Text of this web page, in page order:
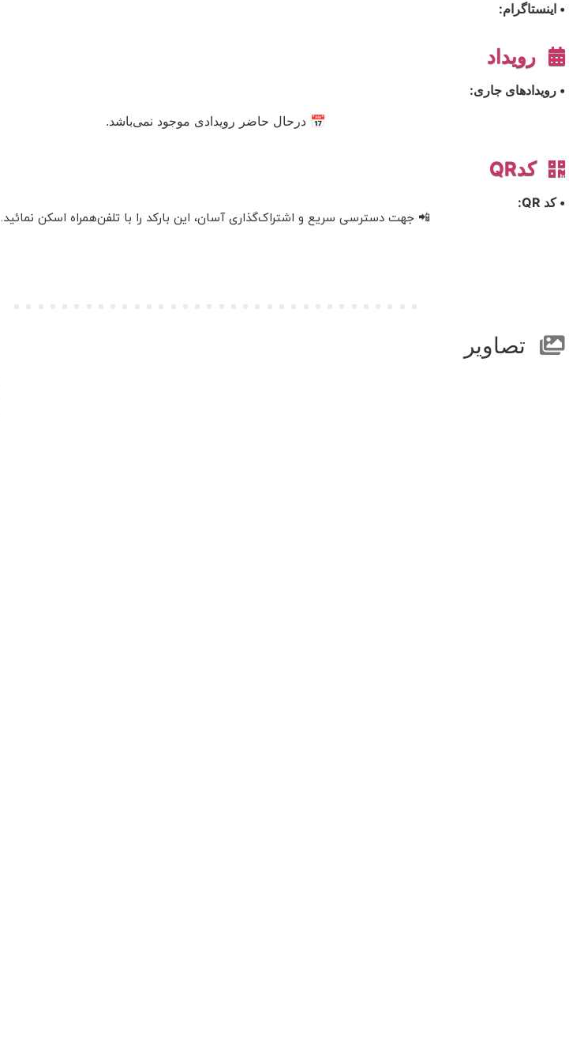
• اینستاگرام:
رویداد
• رویدادهای جاری:
📅 درحال حاضر رویدادی موجود نمی‌باشد.
کدQR
• کد QR:
📲 جهت دسترسی سریع و اشتراک‌گذاری آسان، این بارکد را با تلفن‌همراه اسکن نمائید.
تصاویر